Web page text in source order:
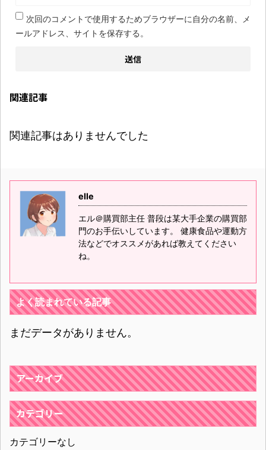
次回のコメントで使用するためブラウザーに自分の名前、メ
ールアドレス、サイトを保存する。
関連記事
関連記事はありませんでした
elle
エル＠購買部主任 普段は某大手企業の購買部
門のお手伝いしています。 健康食品や運動方
法などでオススメがあれば教えてください
ね。
よく読まれている記事
まだデータがありません。
アーカイブ
カテゴリー
カテゴリーなし